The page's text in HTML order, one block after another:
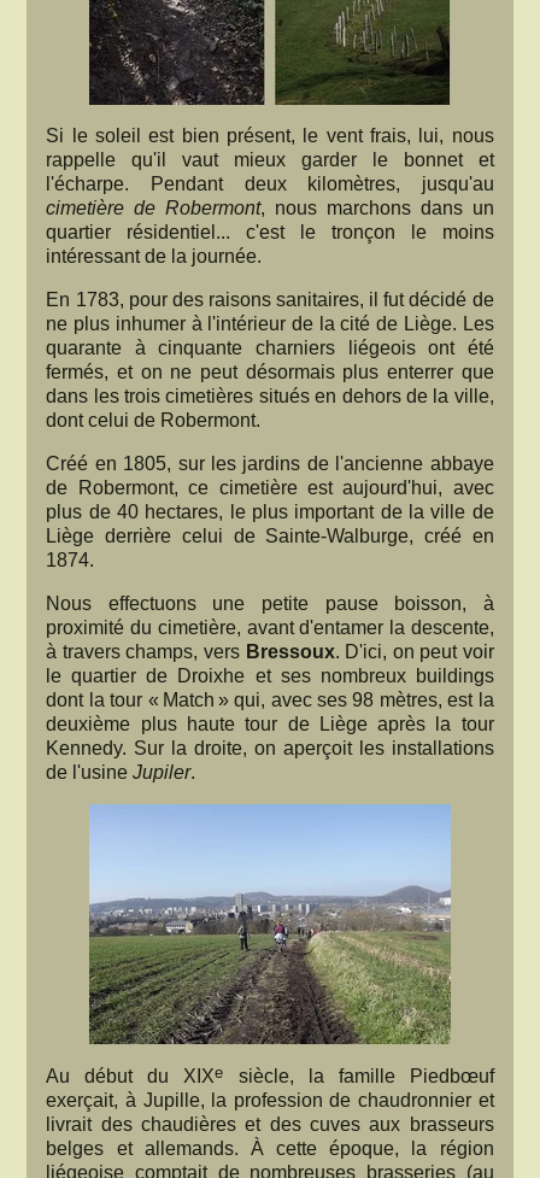
Si le soleil est bien présent, le vent frais, lui, nous
rappelle qu'il vaut mieux garder le bonnet et
l'écharpe. Pendant deux kilomètres, jusqu'au
cimetière de Robermont, nous marchons dans un
quartier résidentiel... c'est le tronçon le moins
intéressant de la journée.
En 1783, pour des raisons sanitaires, il fut décidé de
ne plus inhumer à l'intérieur de la cité de Liège. Les
quarante à cinquante charniers liégeois ont été
fermés, et on ne peut désormais plus enterrer que
dans les trois cimetières situés en dehors de la ville,
dont celui de Robermont.
Créé en 1805, sur les jardins de l'ancienne abbaye
de Robermont, ce cimetière est aujourd'hui, avec
plus de 40 hectares, le plus important de la ville de
Liège derrière celui de Sainte-Walburge, créé en
1874.
Nous effectuons une petite pause boisson, à
proximité du cimetière, avant d'entamer la descente,
à travers champs, vers Bressoux. D'ici, on peut voir
le quartier de Droixhe et ses nombreux buildings
dont la tour « Match » qui, avec ses 98 mètres, est la
deuxième plus haute tour de Liège après la tour
Kennedy. Sur la droite, on aperçoit les installations
de l'usineJupiler.
Au début du XIXe siècle, la famille Piedbœuf
exerçait, à Jupille, la profession de chaudronnier et
livrait des chaudières et des cuves aux brasseurs
belges et allemands. À cette époque, la région
liégeoise comptait de nombreuses brasseries (au